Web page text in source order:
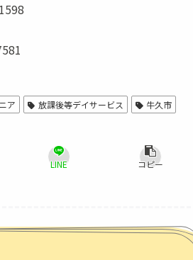
ア 放課後等デイサービス 牛久市
LINE コピー